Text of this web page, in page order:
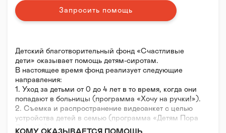
Детский благотворительный фонд «Счастливые
дети» оказывает помощь детям-сиротам.
В настоящее время фонд реализует следующие
направления:
1. Уход за детьми от 0 до 4 лет в то время, когда они
попадают в больницы (программа «Хочу на ручки!»).
2. Съемка и распространение видеоанкет с целью
устройства детей в семью (программа «Детям Пора
Домой!»).
Запросить помощь